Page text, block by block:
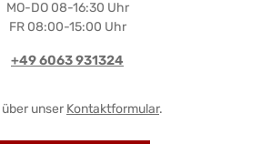
MO-DO 08-16:30 Uhr
FR 08:00-15:00 Uhr
+49 6063 931324
über unser Kontaktformular.